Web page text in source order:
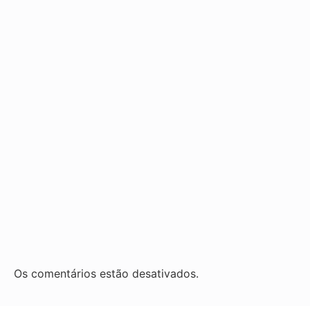
Os comentários estão desativados.